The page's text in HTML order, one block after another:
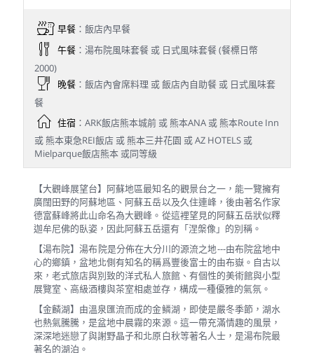
早餐：飯店內早餐
午餐：湯布院風味套餐 或 日式風味套餐 (餐標日幣
2000)
晚餐：飯店內會席料理 或 飯店內自助餐 或 日式風味套
餐
住宿：ARK飯店熊本城前 或 熊本ANA 或 熊本Route Inn
或 熊本東急REI飯店 或 熊本三井花園 或 AZ HOTELS 或
Mielparque飯店熊本 或同等級
【大觀峰展望台】阿蘇地區最知名的觀景台之一，能一覽擁有
廣闊田野的阿蘇地區、阿蘇五岳以及久住連峰，後由著名作家
德富蘇峰將此山命名為大觀峰。從這裡望見的阿蘇五岳狀似釋
迦牟尼佛的臥姿，因此阿蘇五岳還有「涅槃像」的別稱。
【湯布院】湯布院是分佈在大分川的源流之地---由布院盆地中
心的鄉鎮，盆地北側有知名的稱爲豐後富士的由布嶽。自古以
來，老式旅店與別致的洋式私人旅館、有個性的美術館與小型
展覽室、高級酒樓與茶室相處並存，構成一種優雅的氣氛。
【金麟湖】由溫泉匯流而成的金鱗湖，即使是嚴冬季節，湖水
也熱氣騰騰，是盆地中晨霧的來源。這一帶充滿情趣的風景，
深深地迷戀了與謝野晶子和北原白秋等著名人士，是湯布院最
著名的湖泊。